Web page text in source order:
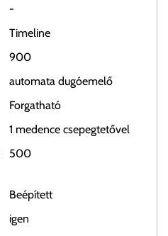
-
Timeline
900
automata dugóemelő
Forgatható
1 medence csepegtetővel
500
Beépített
igen